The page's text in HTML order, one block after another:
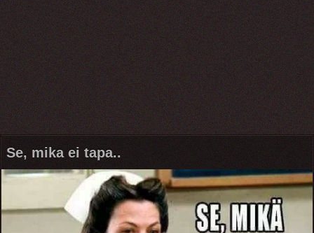
Se, mika ei tapa..